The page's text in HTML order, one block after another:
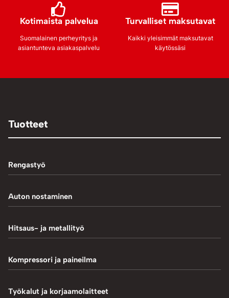
Kotimaista palvelua
Suomalainen perheyritys ja
asiantunteva asiakaspalvelu
Turvalliset maksutavat
Kaikki yleisimmät maksutavat
käytössäsi
Tuotteet
Rengastyö
Palteennostin
Rengastarvikkeet/työkalut
Rengasventtiilit
Auton nostaminen
1-Pilarinostimet
4-Pilarinostimet
Saksinostimet ja Matalanostimet
Hitsaus- ja metallityö
Hitsaustarvikkeet
Kompressori ja paineilma
Hiekkapuhallus
Työkalut ja korjaamolaitteet